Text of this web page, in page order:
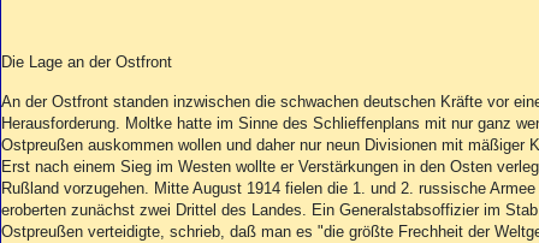
Die Lage an der Ostfront
An der Ostfront standen inzwischen die schwachen deutschen Kräfte vor
Herausforderung. Moltke hatte im Sinne des Schlieffenplans mit nur ganz
Ostpreußen auskommen wollen und daher nur neun Divisionen mit mäßiger
Erst nach einem Sieg im Westen wollte er Verstärkungen in den Osten
Rußland vorzugehen. Mitte August 1914 fielen die 1. und 2. russische
eroberten zunächst zwei Drittel des Landes. Ein Generalstabsoffizier im
Ostpreußen verteidigte, schrieb, daß man es "die größte Frechheit der